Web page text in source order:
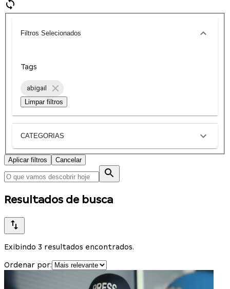
Filtros Selecionados
Tags
abigail
Limpar filtros
CATEGORIAS
Aplicar filtros Cancelar
Resultados de busca
Exibindo 3 resultados encontrados.
Ordenar por: